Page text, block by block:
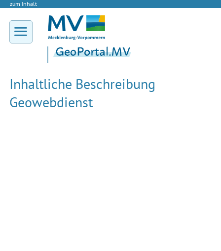
zum Inhalt
Inhaltliche Beschreibung
Geowebdienst